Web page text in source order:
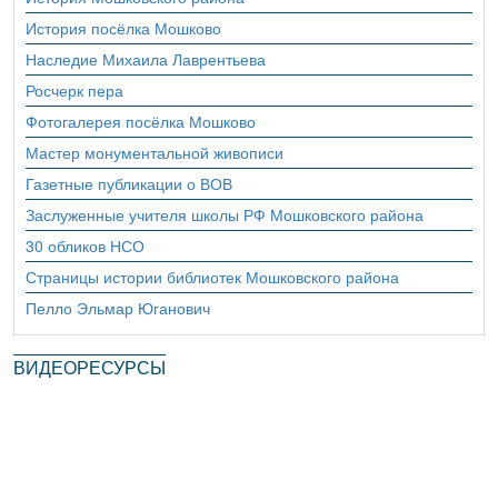
История посёлка Мошково
Наследие Михаила Лаврентьева
Росчерк пера
Фотогалерея посёлка Мошково
Мастер монументальной живописи
Газетные публикации о ВОВ
Заслуженные учителя школы РФ Мошковского района
30 обликов НСО
Страницы истории библиотек Мошковского района
Пелло Эльмар Юганович
ВИДЕОРЕСУРСЫ